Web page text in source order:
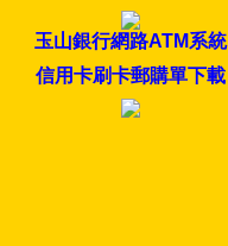
玉山銀行網路ATM系統
信用卡刷卡郵購單下載